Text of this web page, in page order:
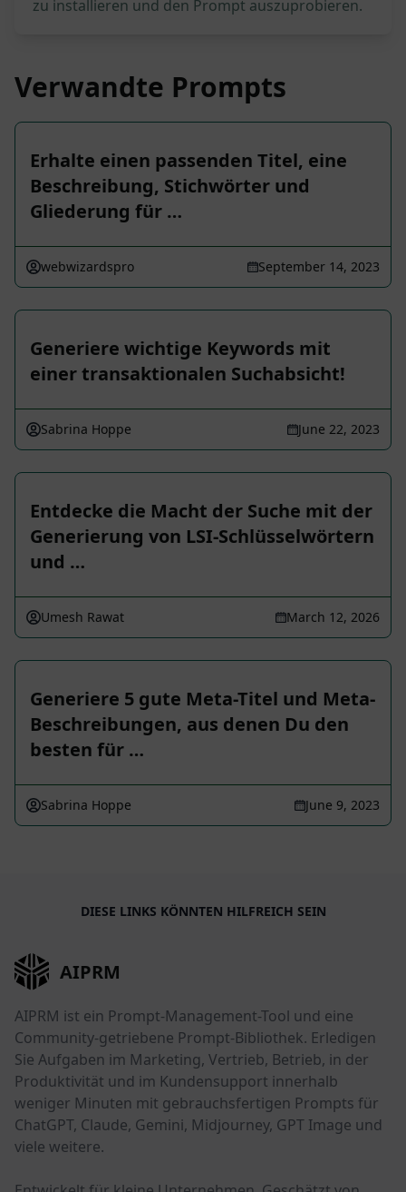
zu installieren und den Prompt auszuprobieren.
Verwandte Prompts
Erhalte einen passenden Titel, eine
Beschreibung, Stichwörter und
Gliederung für …
webwizardspro September 14, 2023
Generiere wichtige Keywords mit
einer transaktionalen Suchabsicht!
Sabrina Hoppe June 22, 2023
Entdecke die Macht der Suche mit der
Generierung von LSI-Schlüsselwörtern
und …
Umesh Rawat March 12, 2026
Generiere 5 gute Meta-Titel und Meta-
Beschreibungen, aus denen Du den
besten für …
Sabrina Hoppe June 9, 2023
DIESE LINKS KÖNNTEN HILFREICH SEIN
AIPRM
AIPRM ist ein Prompt-Management-Tool und eine
Community-getriebene Prompt-Bibliothek. Erledigen
Sie Aufgaben im Marketing, Vertrieb, Betrieb, in der
Produktivität und im Kundensupport innerhalb
weniger Minuten mit gebrauchsfertigen Prompts für
ChatGPT, Claude, Gemini, Midjourney, GPT Image und
viele weitere.